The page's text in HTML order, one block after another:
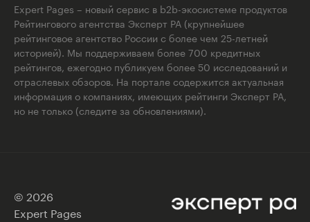
Expert Pages – новый сервис в b2b-экосистеме продуктов
Рейтингового агентства Эксперт РА (крупнейшее
рейтинговое агентство России с более чем 25-летней
историей). Мы поддерживаем более 700 кредитных
рейтингов, ежегодно публикуем более 50 исследований и
отраслевых обзоров. На портале содержится актуальная
информация о компаниях, имеющих рейтинги Эксперт РА,
но не только (следите за обновлениями).
© 2026
Expert Pages